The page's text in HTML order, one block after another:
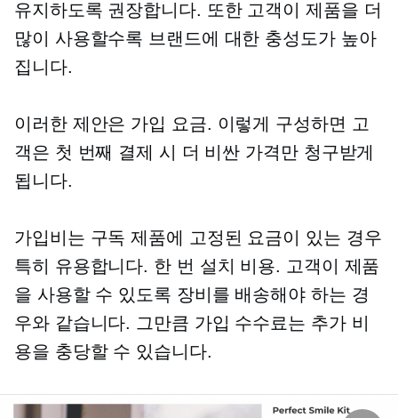
유지하도록 권장합니다. 또한 고객이 제품을 더
많이 사용할수록 브랜드에 대한 충성도가 높아
집니다.
이러한 제안은 가입 요금. 이렇게 구성하면 고
객은 첫 번째 결제 시 더 비싼 가격만 청구받게
됩니다.
가입비는 구독 제품에 고정된 요금이 있는 경우
특히 유용합니다. 한 번 설치 비용. 고객이 제품
을 사용할 수 있도록 장비를 배송해야 하는 경
우와 같습니다. 그만큼 가입 수수료는 추가 비
용을 충당할 수 있습니다.